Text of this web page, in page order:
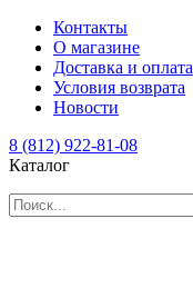
Контакты
О магазине
Доставка и оплата
Условия возврата
Новости
8 (812) 922-81-08
Каталог